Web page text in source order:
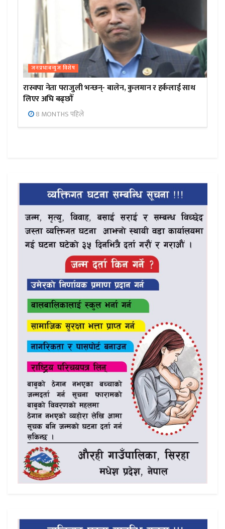
जनप्रभाबन्युज विशेष
रास्वपा नेता पराजुली भन्छन्- बालेन, कुलमान र हर्कलाई साथ
लिएर अघि बढ्छौँ
8 MONTHS पहिले